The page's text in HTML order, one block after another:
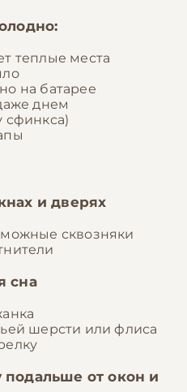
теплые места
на батарее
днем
сфинкса)
и дверях
сквозняки
сна
шерсти или флиса
подальше от окон и